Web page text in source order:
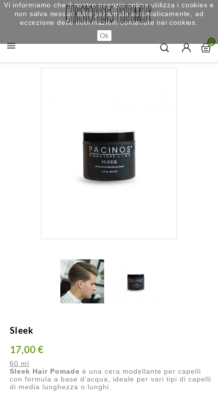
 0
Sleek
17,00 €
60 ml
Sleek Hair Pomade è una cera modellante per capelli
con formula a base d’acqua, ideale per vari tipi di capelli
di media lunghezza o lunghi.
Vi informiamo che il nostro negozio online utilizza i cookies e
non salva nessun dato personale automaticamente, ad
eccezione delle informazioni contenute nei cookies.
Ok